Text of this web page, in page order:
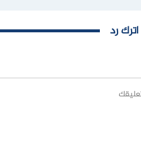
اترك رد